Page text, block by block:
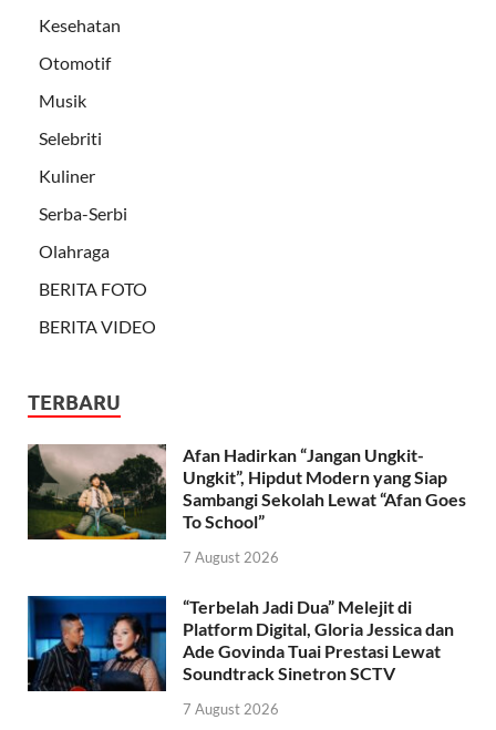
Kesehatan
Otomotif
Musik
Selebriti
Kuliner
Serba-Serbi
Olahraga
BERITA FOTO
BERITA VIDEO
TERBARU
Afan Hadirkan “Jangan Ungkit-
Ungkit”, Hipdut Modern yang Siap
Sambangi Sekolah Lewat “Afan Goes
To School”
7 August 2026
“Terbelah Jadi Dua” Melejit di
Platform Digital, Gloria Jessica dan
Ade Govinda Tuai Prestasi Lewat
Soundtrack Sinetron SCTV
7 August 2026